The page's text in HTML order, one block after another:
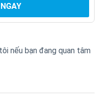
nếu bạn đang quan tâm